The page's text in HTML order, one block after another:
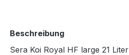
Beschreibung
Sera Koi Royal HF large 21 Liter